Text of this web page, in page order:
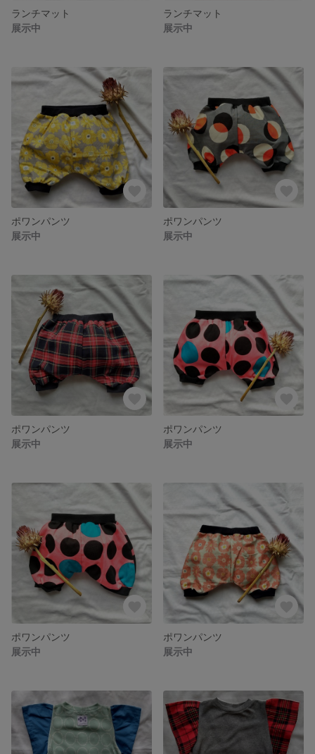
ランチマット
展示中
ランチマット
展示中
ポワンパンツ
展示中
ポワンパンツ
展示中
ポワンパンツ
展示中
ポワンパンツ
展示中
ポワンパンツ
展示中
ポワンパンツ
展示中